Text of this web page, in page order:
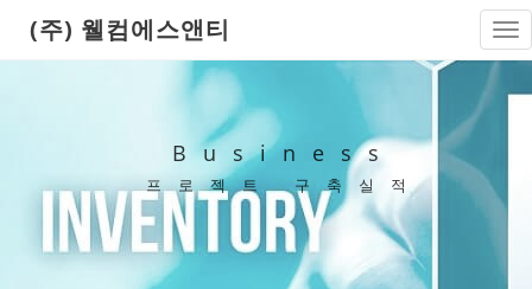
(주) 웰컴에스앤티
Business
프로젝트 구축실적